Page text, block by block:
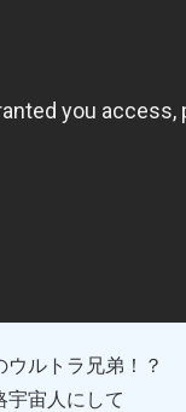
ウルトラ兄弟！？
宇宙人にして